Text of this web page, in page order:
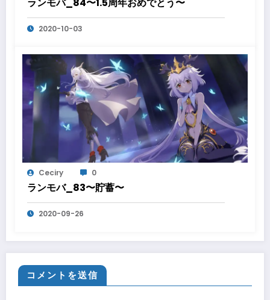
2020-10-03
Ceciry 0
ランモバ_83〜貯蓄〜
2020-09-26
コメントを送信